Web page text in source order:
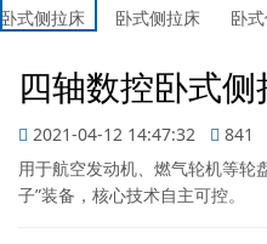
四轴数控卧式侧
2021-04-12 14:47:32
841
用于航空发动机、燃气轮机等轮
子”装备，核心技术自主可控。